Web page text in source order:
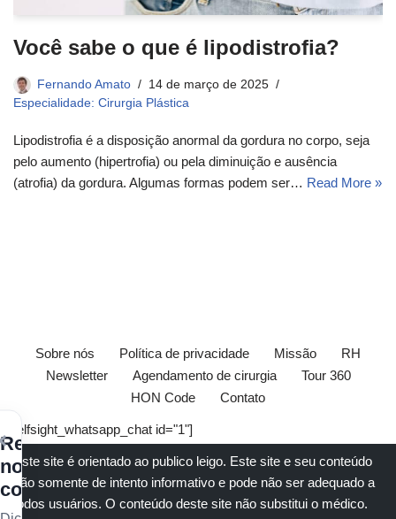
Você sabe o que é lipodistrofia?
Fernando Amato
14 de março de 2025
Especialidade: Cirurgia Plástica
Lipodistrofia é a disposição anormal da gordura no corpo, seja
pelo aumento (hipertrofia) ou pela diminuição e ausência
(atrofia) da gordura. Algumas formas podem ser… Read More »
Sobre nós Política de privacidade Missão
RH
Newsletter
Agendamento de cirurgia
Tour 360
HON Code
Contato
[elfsight_whatsapp_chat id="1"]
Este site é orientado ao publico leigo. Este site e seu conteúdo
são somente de intento informativo e pode não ser adequado a
todos usuários. O conteúdo deste site não substitui o médico.
Receba
nossos
conteúdos